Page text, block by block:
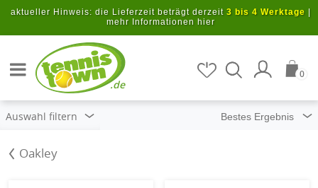
Zum Hauptinhalt springen
aktueller Hinweis: die Lieferzeit beträgt derzeit 3 bis 4 Werktage
mehr Informationen hier
.de
0
Auswahl filtern
Oakley